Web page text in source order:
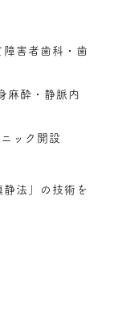
害者歯科・歯
麻酔・静脈内
ック開設
法」の技術を